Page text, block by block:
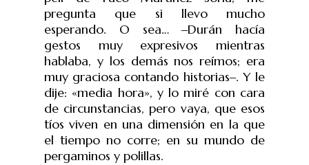
pregunta que si llevo mucho
esperando. O sea…‒Durán hacía
gestos muy expresivos mientras
hablaba, y los demás nos reímos; era
muy graciosa contando historias‒. Y le
dije: «media hora», y lo miré con cara
de circunstancias, pero vaya, que esos
tíos viven en una dimensión en la que
el tiempo no corre; en su mundo de
pergaminos y polillas.